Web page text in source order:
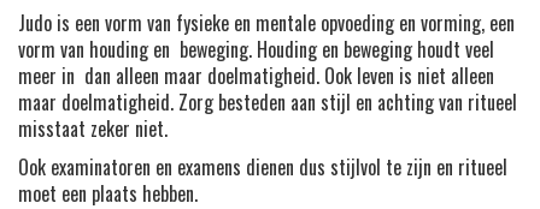
Judo is een vorm van fysieke en mentale opvoeding en vorming, een
vorm van houding en beweging. Houding en beweging houdt veel
meer in dan alleen maar doelmatigheid. Ook leven is niet alleen
maar doelmatigheid. Zorg besteden aan stijl en achting van ritueel
misstaat zeker niet.
Ook examinatoren en examens dienen dus stijlvol te zijn en ritueel
moet een plaats hebben.